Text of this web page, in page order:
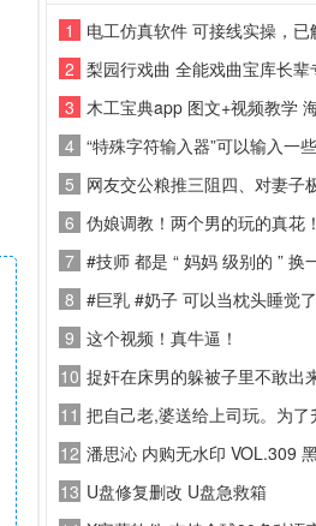
1
电工仿真软件 可接线实操，已
2 梨园行戏曲 全能戏曲宝库长辈
3 木工宝典app 图文+视频教学
4 “特殊字符输入器”可以输入一些特殊字符
5 网友交公粮推三阻四、对妻子极度冷淡 - #聊天
6 伪娘调教！两个男的玩的真花
7 #技师 都是 “ 妈妈 级别的 ” 换
8 #巨乳 #奶子 可以当枕头睡觉了
9 这个视频！真牛逼！
10 捉奸在床男的躲被子里不敢出
11 把自己老,婆送给上司玩。为了升职加薪，这视,
12 潘思沁 内购无水印 VOL.309 黑透 油
13 U盘修复删改 U盘急救箱